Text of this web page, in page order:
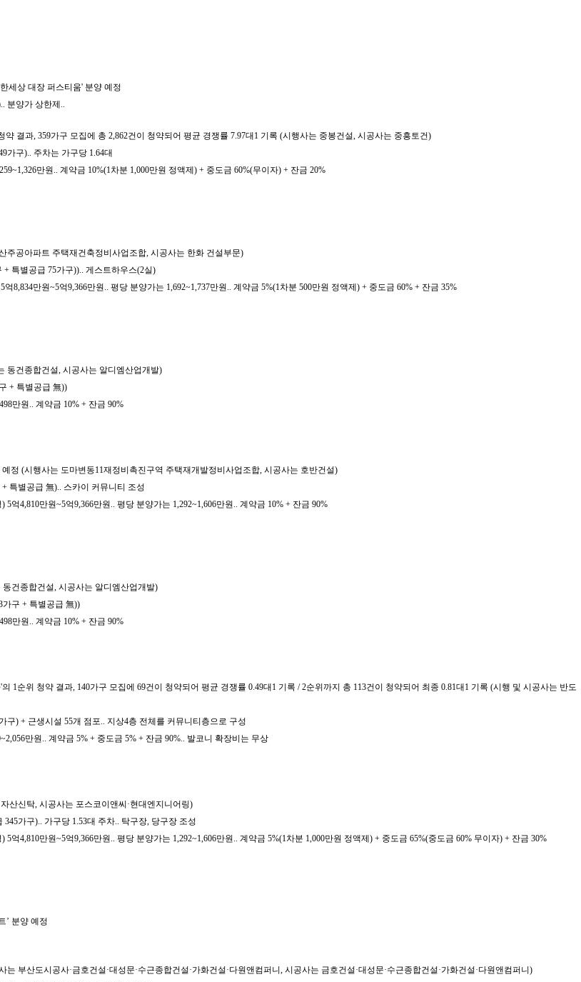
세상 대장 퍼스티움' 분양 예정
분양가 상한제..
결과, 359가구 모집에 총 2,862건이 청약되어 평균 경쟁률 7.97대1 기록 (시행사는 중봉건설, 시공사는 중흥토건)
가구).. 주차는 가구당 1.64대
만원.. 계약금 10%(1차분 1,000만원 정액제) + 중도금 60%(무이자) + 잔금 20%
주공아파트 주택재건축정비사업조합, 시공사는 한화 건설부문)
+ 특별공급 75가구)).. 게스트하우스(2실)
8,834만원~5억9,366만원.. 평당 분양가는 1,692~1,737만원.. 계약금 5%(1차분 500만원 정액제) + 중도금 60% + 잔금 35%
동건종합건설, 시공사는 알디엠산업개발)
+ 특별공급 無))
만원.. 계약금 10% + 잔금 90%
정 (시행사는 도마변동11재정비촉진구역 주택재개발정비사업조합, 시공사는 호반건설)
+ 특별공급 無).. 스카이 커뮤니티 조성
억4,810만원~5억9,366만원.. 평당 분양가는 1,292~1,606만원.. 계약금 10% + 잔금 90%
건종합건설, 시공사는 알디엠산업개발)
가구 + 특별공급 無))
만원.. 계약금 10% + 잔금 90%
순위 청약 결과, 140가구 모집에 69건이 청약되어 평균 경쟁률 0.49대1 기록 / 2순위까지 총 113건이 청약되어 최종 0.81대1 기록 (시행 및 시공사는 반도
구) + 근생시설 55개 점포.. 지상4층 전체를 커뮤니티층으로 구성
만원.. 계약금 5% + 중도금 5% + 잔금 90%.. 발코니 확장비는 무상
산신탁, 시공사는 포스코이앤씨·현대엔지니어링)
345가구).. 가구당 1.53대 주차.. 탁구장, 당구장 조성
억4,810만원~5억9,366만원.. 평당 분양가는 1,292~1,606만원.. 계약금 5%(1차분 1,000만원 정액제) + 중도금 65%(중도금 60% 무이자) + 잔금 30%
’ 분양 예정
부산도시공사·금호건설·대성문·수근종합건설·가화건설·다원앤컴퍼니, 시공사는 금호건설·대성문·수근종합건설·가화건설·다원앤컴퍼니)